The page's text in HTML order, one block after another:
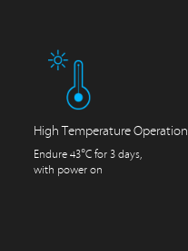
High Temperature Operation
Endure 43°C for 3 days,
with power on